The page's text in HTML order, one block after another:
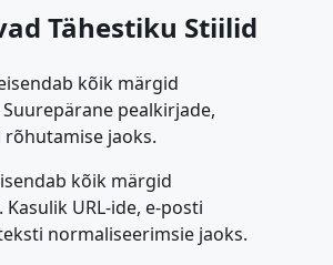
Tähestiku Stiilid
kõik märgid
pealkirjade,
jaoks.
kõik märgid
URL-ide, e-posti
normaliseerimsie jaoks.